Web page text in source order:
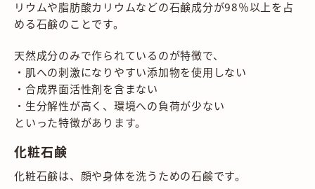
リウムや脂肪酸カリウムなどの石鹸成分が98％以上を占
める石鹸のことです。
天然成分のみで作られているのが特徴で、
・肌への刺激になりやすい添加物を使用しない
・合成界面活性剤を含まない
・生分解性が高く、環境への負荷が少ない
といった特徴があります。
化粧石鹸
化粧石鹸は、顔や身体を洗うための石鹸です。